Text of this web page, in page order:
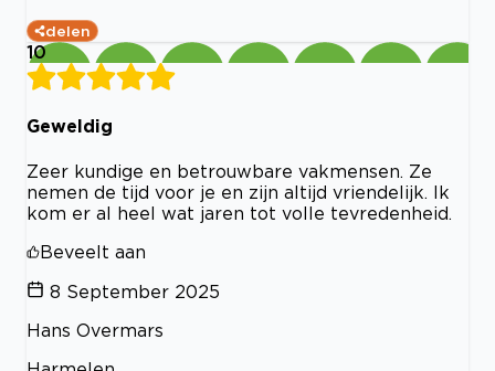
delen
10
Geweldig
Zeer kundige en betrouwbare vakmensen. Ze
nemen de tijd voor je en zijn altijd vriendelijk. Ik
kom er al heel wat jaren tot volle tevredenheid.
Beveelt aan
8 September 2025
Hans Overmars